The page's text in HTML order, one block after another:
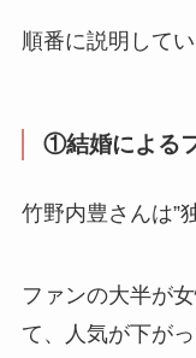
順番に説明してい
①結婚による
竹野内豊さんは”
ファンの大半が
て、人気が下が